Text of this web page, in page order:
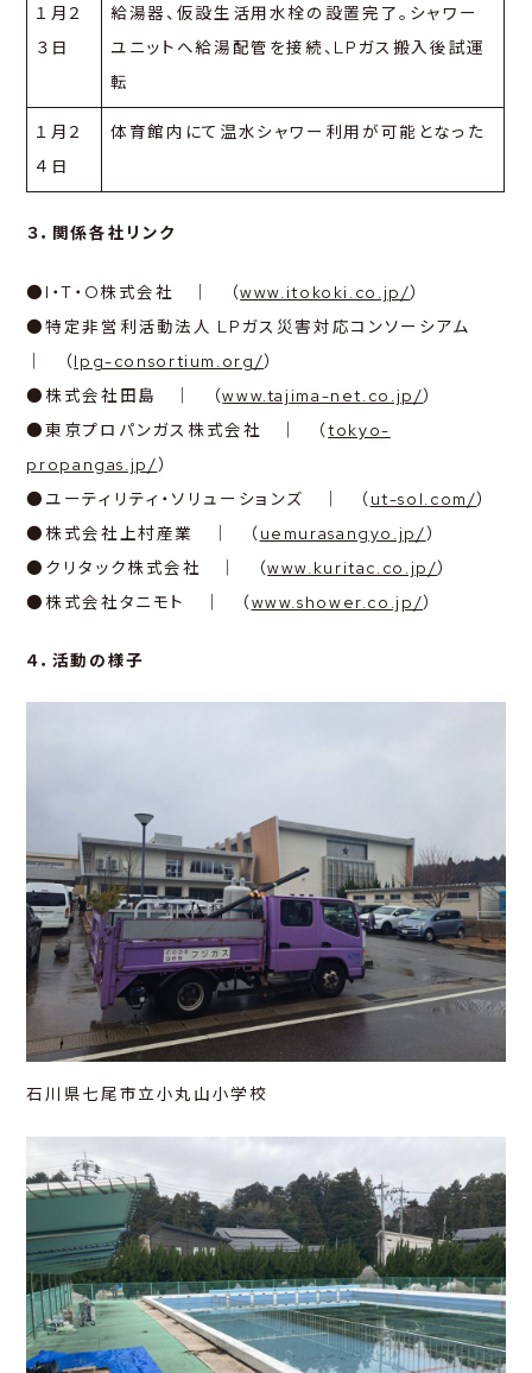
LPG LPG LPG
いのち LPG
NEWS
TOPICS CONFERENCE
CONTACT
１月２
３日
給湯器、仮設生活用水栓の設置完了。シャワー
ユニットへ給湯配管を接続、LPガス搬入後試運
転
１月２
４日
体育館内にて温水シャワー利用が可能となった
３．関係各社リンク
●I・T・O株式会社 ｜ （www.itokoki.co.jp/）
●特定非営利活動法人 LPガス災害対応コンソーシアム
｜ （lpg-consortium.org/）
●株式会社田島 ｜ （www.tajima-net.co.jp/）
●東京プロパンガス株式会社 ｜ （tokyo-
propangas.jp/）
●ユーティリティ・ソリューションズ ｜ （ut-sol.com/）
●株式会社上村産業 ｜ （uemurasangyo.jp/）
●クリタック株式会社 ｜ （www.kuritac.co.jp/）
●株式会社タニモト ｜ （www.shower.co.jp/）
４．活動の様子
石川県七尾市立小丸山小学校